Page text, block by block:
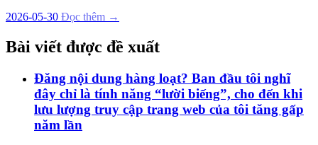
2026-05-30 Đọc thêm →
Bài viết được đề xuất
Đăng nội dung hàng loạt? Ban đầu tôi nghĩ
đây chỉ là tính năng “lười biếng”, cho đến khi
lưu lượng truy cập trang web của tôi tăng gấp
năm lần